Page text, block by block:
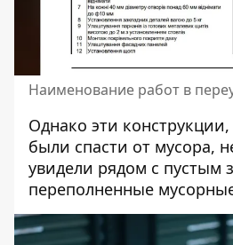
Наименование работ в
Однако эти
были спасти от мусора,
увидели рядом с пустым
переполненные